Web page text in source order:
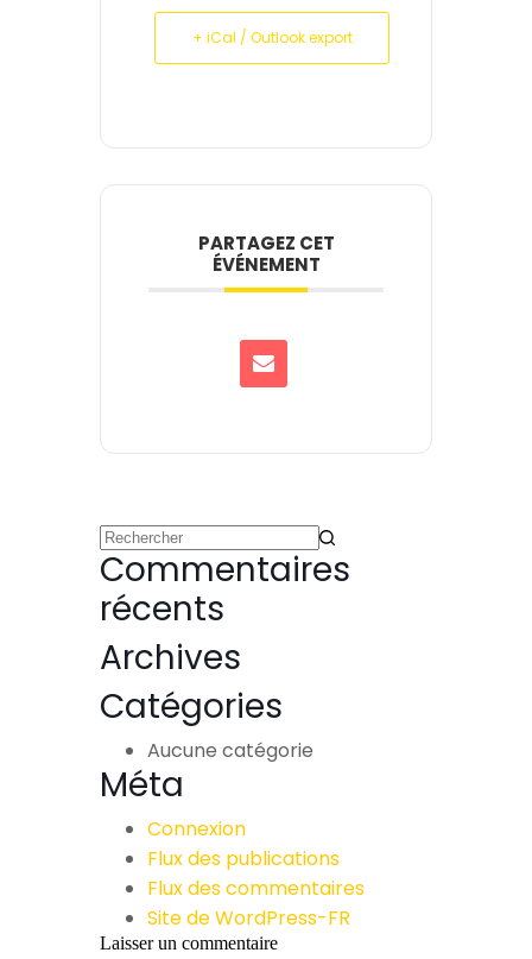
+ iCal / Outlook export
PARTAGEZ CET
ÉVÉNEMENT
Commentaires
récents
Archives
Catégories
Aucune catégorie
Méta
Connexion
Flux des publications
Flux des commentaires
Site de WordPress-FR
Laisser un commentaire